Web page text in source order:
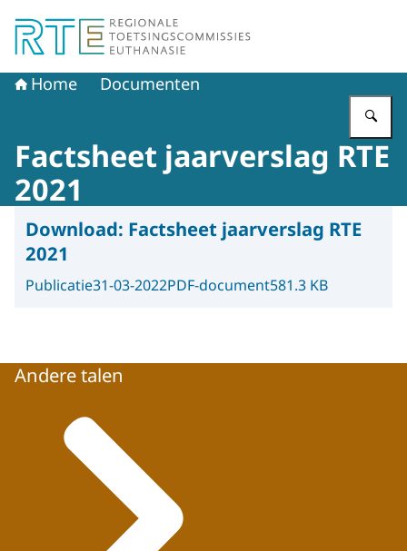
Home Documenten
Factsheet jaarverslag RTE
2021
Download: Factsheet jaarverslag RTE
2021
Publicatie31-03-2022PDF-document581.3 KB
Andere talen